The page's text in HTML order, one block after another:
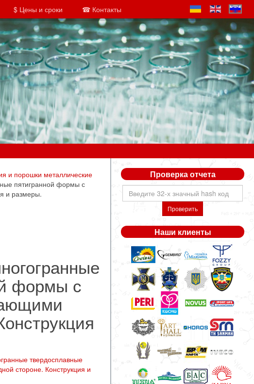
$ Цены и сроки ☎ Контакты
и порошки металлические
пятигранной формы с
и размеры.
формы с
твердосплавные
стороне. Конструкция и
Проверка отчета
Проверить
Наши клиенты